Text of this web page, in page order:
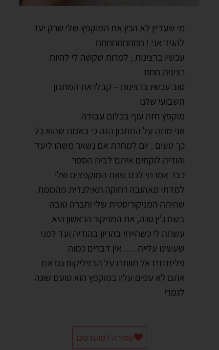
מי שעדיין לא הכין את המוקפץ שלי שרק יעז
להגיד אני ! חחחחחחחחח
עכשיו ברצינות , למרות שקשה לי להיות
רצינית חחח
טוב עכשיו ברצינות – קבלו את המתכון
השבועי שלנו
מוקפץ חזה עוף בכלום עבודה
אני מתה על המתכון הזה כי באמת שהוא כל
כך טעים , יום למחרת אם נשאר משהו ליעד
והודיה לוקחים איתם לבית הספר
כבר אמרתי לכם שאת המוקפצים שלי
למדתי מאהובה רחוקה תאילנדית מהממת
שהיתה המניקוריסטית שלי וחברה טובה
בשם ג’ין טנה, את המניקור הראשון היא
עשתה לי כשהייתי בהריון בהודיה ועד לפני
שעשינו עלייה …. אין דברים כמוה
פליזזזזזז אל תוותרו על הבזיליקום גם אם
אתם לא עפים עליו במוקפץ הוא טועם שונה
לגמרי
שמירה למועדפים